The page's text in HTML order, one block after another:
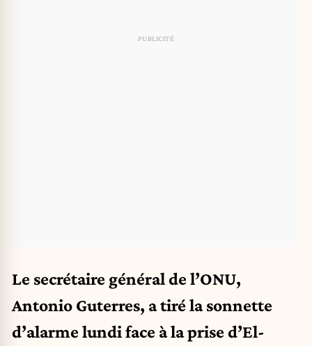
Le secrétaire général de l’ONU,
Antonio Guterres, a tiré la sonnette
d’alarme lundi face à la prise d’El-